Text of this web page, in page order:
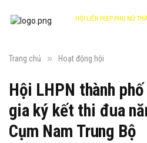
HỘI LIÊN HIỆP PHỤ NỮ
DANANG
Trang chủ » Hoạt động hội
Hội LHPN thành
gia ký kết thi đua
Cụm Nam Trung Bộ